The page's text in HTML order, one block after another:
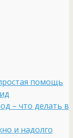
помощь
– что делать в
и надолго